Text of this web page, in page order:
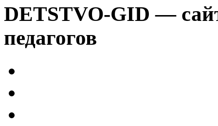
DETSTVO-GID —
педагогов